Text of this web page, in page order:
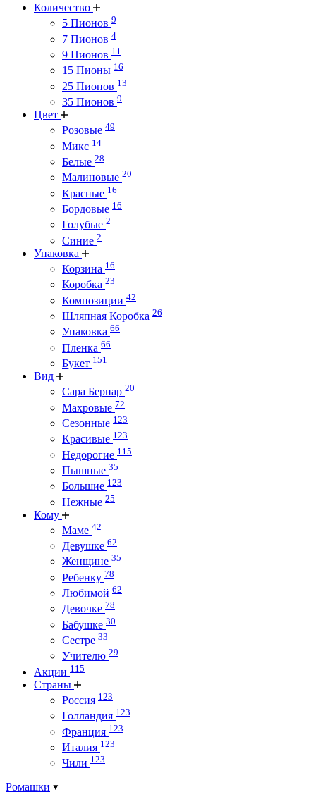
Количество
5 Пионов 9
7 Пионов 4
9 Пионов 11
15 Пионы 16
25 Пионов 13
35 Пионов 9
Цвет
Розовые 49
Микс 14
Белые 28
Малиновые 20
Красные 16
Бордовые 16
Голубые 2
Синие 2
Упаковка
Корзина 16
Коробка 23
Композиции 42
Шляпная Коробка 26
Упаковка 66
Пленка 66
Букет 151
Вид
Сара Бернар 20
Махровые 72
Сезонные 123
Красивые 123
Недорогие 115
Пышные 35
Большие 123
Нежные 25
Кому
Маме 42
Девушке 62
Женщине 35
Ребенку 78
Любимой 62
Девочке 78
Бабушке 30
Сестре 33
Учителю 29
Акции 115
Страны
Россия 123
Голландия 123
Франция 123
Италия 123
Чили 123
Ромашки